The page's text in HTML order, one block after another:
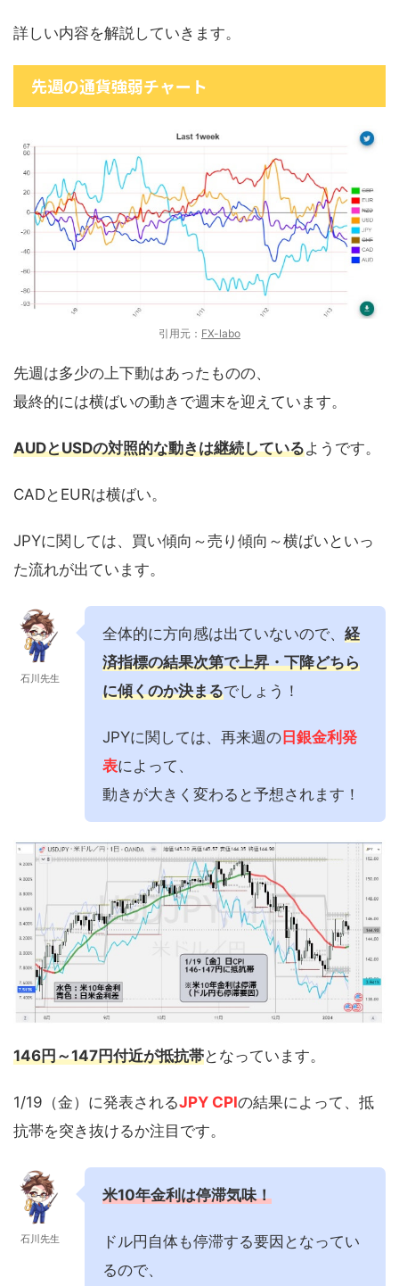
詳しい内容を解説していきます。
先週の通貨強弱チャート
引用元： FX-labo
先週は多少の上下動はあったものの、
最終的には横ばいの動きで週末を迎えています。
AUDとUSDの対照的な動きは継続しているようです。
CADとEURは横ばい。
JPYに関しては、買い傾向～売り傾向～横ばいといっ
た流れが出ています。
石川先生
全体的に方向感は出ていないので、 経
済指標の結果次第で上昇・下降どちら
に傾くのか決まるでしょう！
JPYに関しては、再来週の 日銀金利発
表によって、
動きが大きく変わると予想されます！
146円～147円付近が抵抗帯となっています。
1/19（金）に発表されるJPY CPIの結果によって、抵
抗帯を突き抜けるか注目です。
石川先生
米10年金利は停滞気味！
ドル円自体も停滞する要因となってい
るので、